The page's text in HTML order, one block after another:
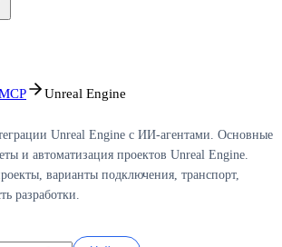
Unreal Engine
Unreal Engine с ИИ-агентами. Основные
и автоматизация проектов Unreal Engine.
варианты подключения, транспорт,
разработки.